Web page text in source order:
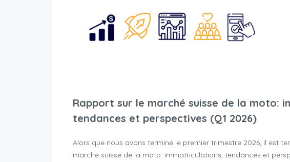
Rapport sur le marché suisse de la moto:
tendances et perspectives (Q1 2026)
Alors que nous avons terminé le premier trimestre 2026, il est
marché suisse de la moto: immatriculations, tendances et